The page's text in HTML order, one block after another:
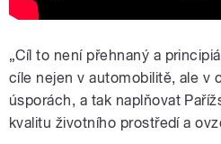
„Cíl to není přehnaný a
cíle nejen v automobilitě, ale v
úsporách, a tak naplňovat
kvalitu životního prostředí a